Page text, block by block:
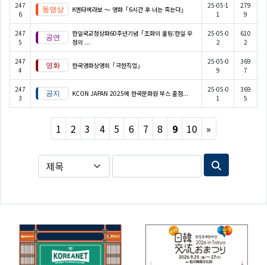
247
6
K엔타메라보 ～ 영화「6시간 후 너는 죽는다」
25-05-1
1
279
9
247
5
한일국교정상화60주년기념「조화의 울림:한일 우
정의 ...
25-05-0
2
610
2
247
4
한국영화상영회「극한직업」
25-05-0
9
369
7
247
3
KCON JAPAN 2025에 한국문화원 부스 출점...
25-05-0
1
369
5
1 2 3 4 5 6 7 8 9 10 »